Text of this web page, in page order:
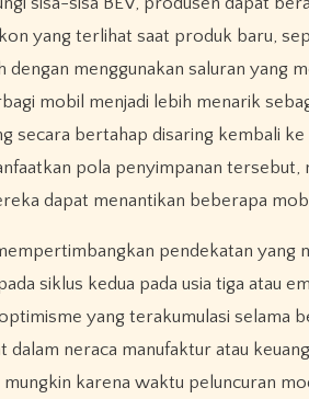
yang terlihat saat produk baru,
dengan menggunakan saluran
mobil menjadi lebih menarik
secara bertahap disaring kembali
pola penyimpanan
dapat menantikan beberapa
pendekatan
siklus kedua pada usia tiga atau
yang terakumulasi selama
neraca manufaktur atau
mungkin karena waktu peluncuran